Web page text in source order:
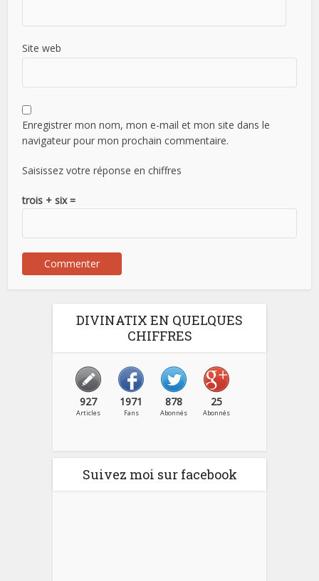
Site web
Enregistrer mon nom, mon e-mail et mon site dans le
navigateur pour mon prochain commentaire.
Saisissez votre réponse en chiffres
trois + six =
DIVINATIX EN QUELQUES
CHIFFRES
927
Articles
1971
Fans
878
Abonnés
25
Abonnés
Suivez moi sur facebook